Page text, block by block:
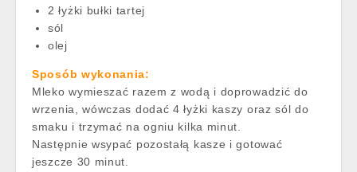
2 łyżki bułki tartej
sól
olej
Sposób wykonania:
Mleko wymieszać razem z wodą i doprowadzić do
wrzenia, wówczas dodać 4 łyżki kaszy oraz sól do
smaku i trzymać na ogniu kilka minut.
Następnie wsypać pozostałą kasze i gotować
jeszcze 30 minut.